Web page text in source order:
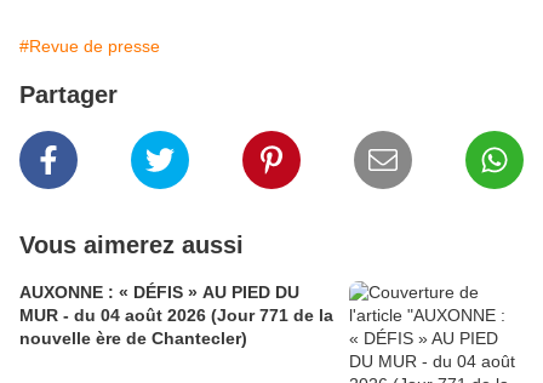
#Revue de presse
Partager
Vous aimerez aussi
AUXONNE : « DÉFIS » AU PIED DU
MUR - du 04 août 2026 (Jour 771 de la
nouvelle ère de Chantecler)